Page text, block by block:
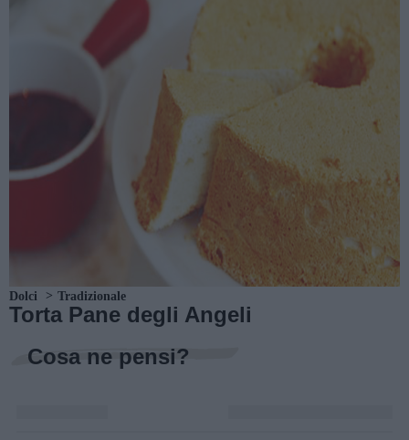
Dolci Tradizionale
Torta Pane degli Angeli
Cosa ne pensi?